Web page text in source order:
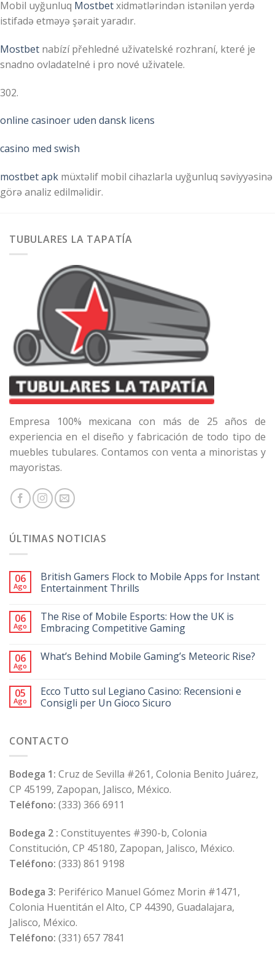
Mobil uyğunluq Mostbetxidmətlərindən istənilən yerdə
istifadə etməyə şərait yaradır.
Mostbet nabízí přehledné uživatelské rozhraní, které je
snadno ovladatelné i pro nové uživatele.
302.
online casinoer uden dansk licens
casino med swish
mostbet apk müxtəlif mobil cihazlarla uyğunluq səviyyəsinə
görə analiz edilməlidir.
TUBULARES LA TAPATÍA
Empresa 100% mexicana con más de 25 años de
experiencia en el diseño y fabricación de todo tipo de
muebles tubulares. Contamos con venta a minoristas y
mayoristas.
ÚLTIMAS NOTICIAS
06
Ago
British Gamers Flock to Mobile Apps for Instant
Entertainment Thrills
06
Ago
The Rise of Mobile Esports: How the UK is
Embracing Competitive Gaming
06
Ago
What’s Behind Mobile Gaming’s Meteoric Rise?
05
Ago
Ecco Tutto sul Legiano Casino: Recensioni e
Consigli per Un Gioco Sicuro
CONTACTO
Bodega 1: Cruz de Sevilla #261, Colonia Benito Juárez,
CP 45199, Zapopan, Jalisco, México.
Teléfono: (333) 366 6911
Bodega 2 : Constituyentes #390-b, Colonia
Constitución, CP 45180, Zapopan, Jalisco, México.
Teléfono: (333) 861 9198
Bodega 3: Periférico Manuel Gómez Morin #1471,
Colonia Huentitán el Alto, CP 44390, Guadalajara,
Jalisco, México.
Teléfono: (331) 657 7841